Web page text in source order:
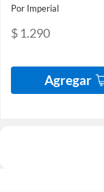
Por Imperial
$ 1.290
Agregar